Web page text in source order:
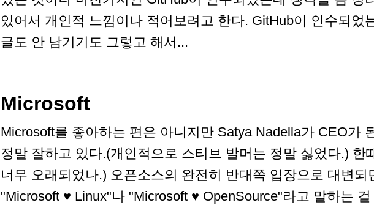
있어서 개인적 느낌이나 적어보려고 한다. GitHub이 인수되었
글도 안 남기기도 그렇고 해서...
Microsoft
Microsoft를 좋아하는 편은 아니지만 Satya Nadella가 CEO가
정말 잘하고 있다.(개인적으로 스티브 발머는 정말 싫었다.) 한
너무 오래되었나.) 오픈소스의 완전히 반대쪽 입장으로 대변되
"Microsoft ♥ Linux"나 "Microsoft ♥ OpenSource"라고 말하는 걸